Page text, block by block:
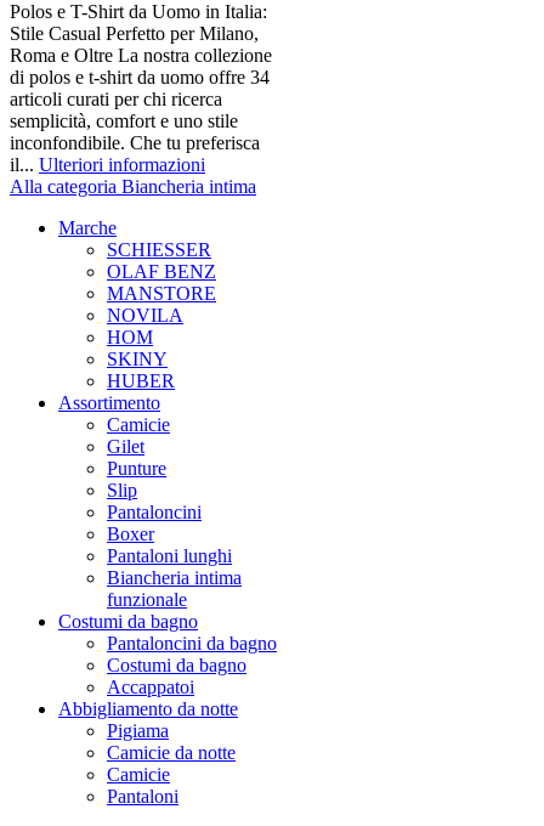
Polos e T-Shirt da Uomo in Italia:
Stile Casual Perfetto per Milano,
Roma e Oltre La nostra collezione
di polos e t-shirt da uomo offre 34
articoli curati per chi ricerca
semplicità, comfort e uno stile
inconfondibile. Che tu preferisca
il... Ulteriori informazioni
Alla categoria Biancheria intima
Marche
SCHIESSER
OLAF BENZ
MANSTORE
NOVILA
HOM
SKINY
HUBER
Assortimento
Camicie
Gilet
Punture
Slip
Pantaloncini
Boxer
Pantaloni lunghi
Biancheria intima
funzionale
Costumi da bagno
Pantaloncini da bagno
Costumi da bagno
Accappatoi
Abbigliamento da notte
Pigiama
Camicie da notte
Camicie
Pantaloni